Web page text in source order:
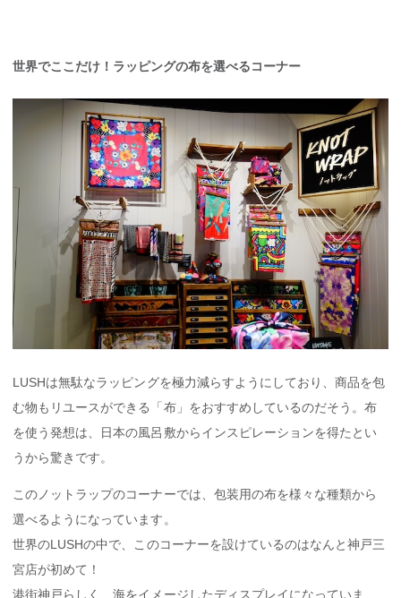
世界でここだけ！ラッピングの布を選べるコーナー
LUSHは無駄なラッピングを極力減らすようにしており、商品を包
む物もリユースができる「布」をおすすめしているのだそう。布
を使う発想は、日本の風呂敷からインスピレーションを得たとい
うから驚きです。
このノットラップのコーナーでは、包装用の布を様々な種類から
選べるようになっています。
世界のLUSHの中で、このコーナーを設けているのはなんと神戸三
宮店が初めて！
港街神戸らしく、海をイメージしたディスプレイになっていま